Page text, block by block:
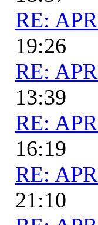
RE:
19:26
RE:
13:39
RE:
16:19
RE:
21:10